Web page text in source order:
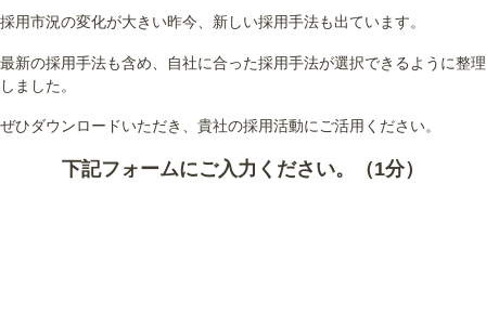
採用市況の変化が大きい昨今、新しい採用手法も出ています。
最新の採用手法も含め、自社に合った採用手法が選択できるように整理
しました。
ぜひダウンロードいただき、貴社の採用活動にご活用ください。
下記フォームにご入力ください。（1分）